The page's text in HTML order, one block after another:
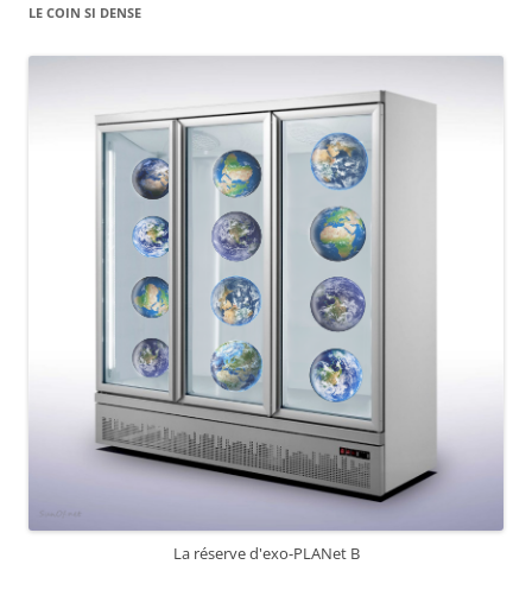
LE COIN SI DENSE
La réserve d'exo-PLANet B